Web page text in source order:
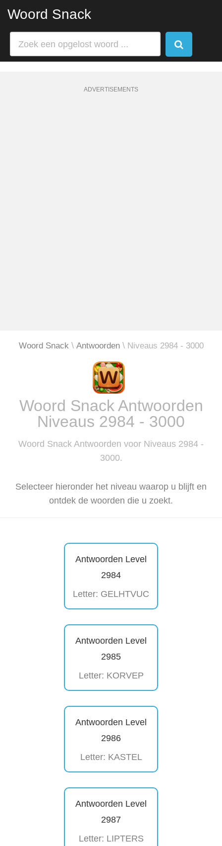
Woord Snack
ADVERTISEMENTS
Woord Snack Antwoorden Niveaus 2984 - 3000
Woord Snack Antwoorden
Niveaus 2984 - 3000
Woord Snack Antwoorden voor Niveaus 2984 -
3000.
Selecteer hieronder het niveau waarop u blijft en
ontdek de woorden die u zoekt.
Antwoorden Level
2984
Letter: GELHTVUC
Antwoorden Level
2985
Letter: KORVEP
Antwoorden Level
2986
Letter: KASTEL
Antwoorden Level
2987
Letter: LIPTERS